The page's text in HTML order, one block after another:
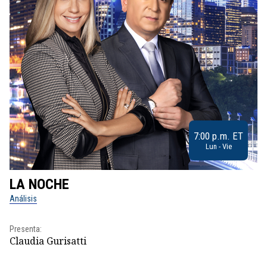
7:00 p.m. ET
Lun - Vie
LA NOCHE
Análisis
Presenta:
Claudia Gurisatti